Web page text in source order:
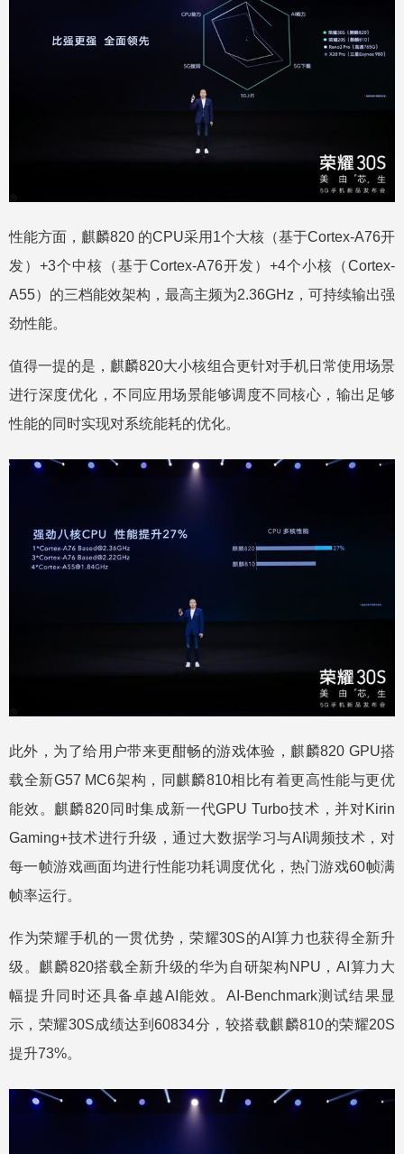
性能方面，麒麟820 的CPU采用1个大核（基于Cortex-A76开
发）+3个中核（基于Cortex-A76开发）+4个小核（Cortex-
A55）的三档能效架构，最高主频为2.36GHz，可持续输出强
劲性能。
值得一提的是，麒麟820大小核组合更针对手机日常使用场景
进行深度优化，不同应用场景能够调度不同核心，输出足够
性能的同时实现对系统能耗的优化。
此外，为了给用户带来更酣畅的游戏体验，麒麟820 GPU搭
载全新G57 MC6架构，同麒麟810相比有着更高性能与更优
能效。麒麟820同时集成新一代GPU Turbo技术，并对Kirin
Gaming+技术进行升级，通过大数据学习与AI调频技术，对
每一帧游戏画面均进行性能功耗调度优化，热门游戏60帧满
帧率运行。
作为荣耀手机的一贯优势，荣耀30S的AI算力也获得全新升
级。麒麟820搭载全新升级的华为自研架构NPU，AI算力大
幅提升同时还具备卓越AI能效。AI-Benchmark测试结果显
示，荣耀30S成绩达到60834分，较搭载麒麟810的荣耀20S
提升73%。